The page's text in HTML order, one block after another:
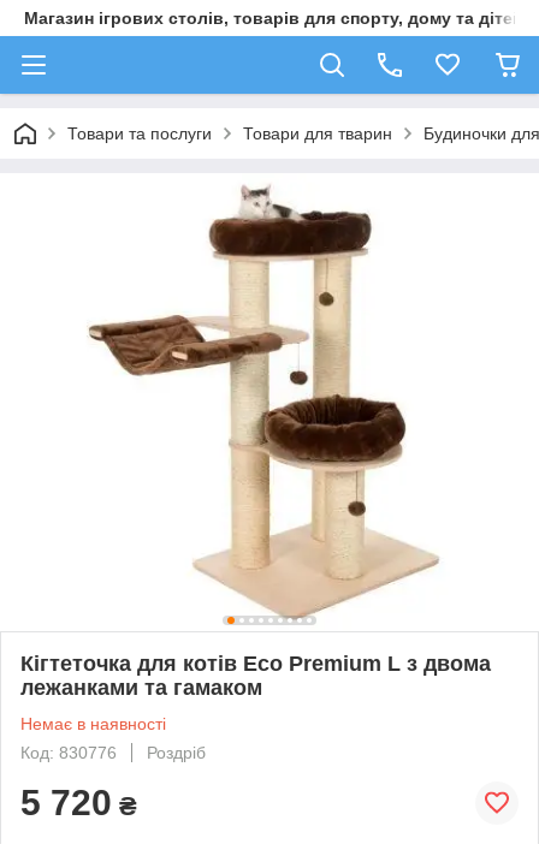
Магазин ігрових столів, товарів для спорту, дому та дітей
Товари та послуги Товари для тварин Будиночки
Кігтеточка для котів Eco Premium L з двома
лежанками та гамаком
Немає в наявності
Код: 830776
Роздріб
5 720 ₴